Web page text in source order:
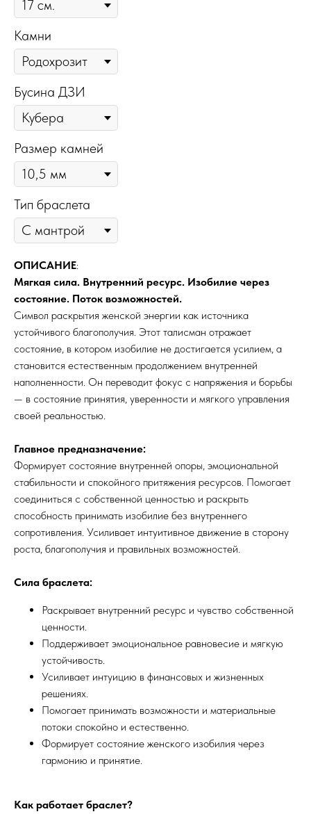
Камни
Бусина ДЗИ
Размер камней
Тип браслета
ОПИСАНИЕ:
Мягкая сила. Внутренний ресурс. Изобилие через
состояние. Поток возможностей.
Символ раскрытия женской энергии как источника
устойчивого благополучия. Этот талисман отражает
состояние, в котором изобилие не достигается усилием, а
становится естественным продолжением внутренней
наполненности. Он переводит фокус с напряжения и борьбы
— в состояние принятия, уверенности и мягкого управления
своей реальностью.
Главное предназначение:
Формирует состояние внутренней опоры, эмоциональной
стабильности и спокойного притяжения ресурсов. Помогает
соединиться с собственной ценностью и раскрыть
способность принимать изобилие без внутреннего
сопротивления. Усиливает интуитивное движение в сторону
роста, благополучия и правильных возможностей.
Сила браслета:
Раскрывает внутренний ресурс и чувство собственной
ценности.
Поддерживает эмоциональное равновесие и мягкую
устойчивость.
Усиливает интуицию в финансовых и жизненных
решениях.
Помогает принимать возможности и материальные
потоки спокойно и естественно.
Формирует состояние женского изобилия через
гармонию и принятие.
Как работает браслет?